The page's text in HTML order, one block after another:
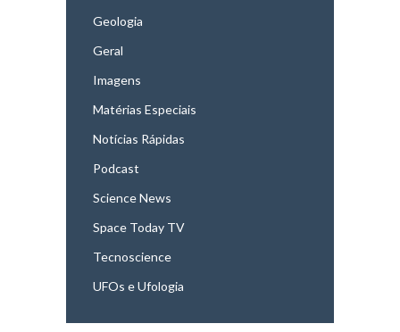
Geologia
Geral
Imagens
Matérias Especiais
Notícias Rápidas
Podcast
Science News
Space Today TV
Tecnoscience
UFOs e Ufologia